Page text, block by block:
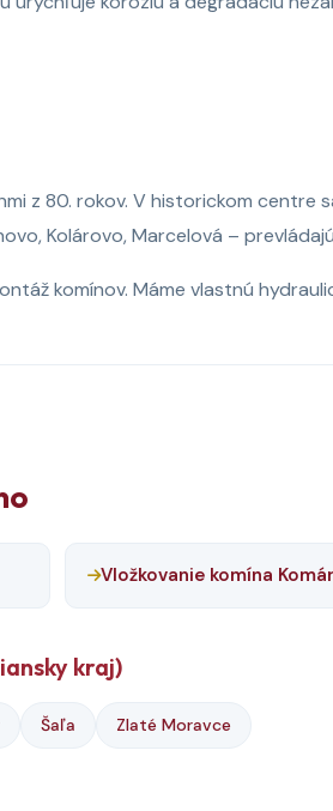
z 80. rokov. V historickom
Kolárovo, Marcelová –
komínov. Máme vlastnú
Vložkovanie komína
kraj)
Šaľa Zlaté Moravce